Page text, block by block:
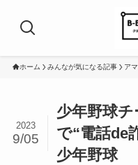
ホーム みんなが気になる記事 ア
少年野球
で“電話de
少年野球
2023
9/05